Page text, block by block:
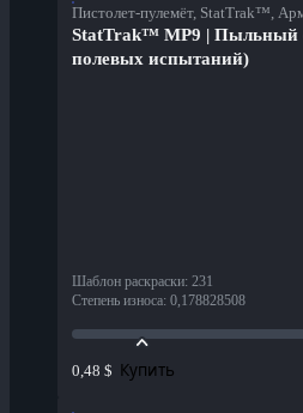
Пистолет-пулемёт, StatTrak™,
StatTrak™ MP9 | Пыльный
полевых испытаний)
Шаблон раскраски: 231
Степень износа: 0,178828508
0,48 $ Купить